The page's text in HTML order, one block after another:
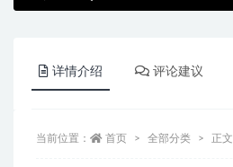
详情介绍 评论建议
当前位置： 首页 全部分类 正文